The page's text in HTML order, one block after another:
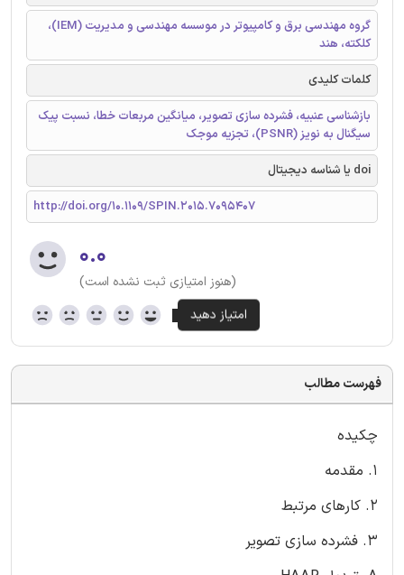
گروه مهندسی برق و کامپیوتر در موسسه مهندسی و مدیریت (IEM)،
کلکته، هند
کلمات کلیدی
بازشناسی عنبیه، فشرده سازی تصویر، میانگین مربعات خطا، نسبت پیک
سیگنال به نویز (PSNR)، تجزیه موجک
doi یا شناسه دیجیتال
http://doi.org/10.1109/SPIN.2015.7095407
۰.۰
(هنوز امتیازی ثبت نشده است)
فهرست مطالب
چکیده
1. مقدمه
2. کارهای مرتبط
3. فشرده سازی تصویر